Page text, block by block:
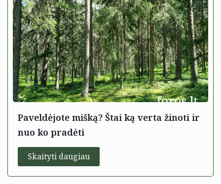
Paveldėjote mišką? Štai ką verta žinoti ir
nuo ko pradėti
Skaityti daugiau